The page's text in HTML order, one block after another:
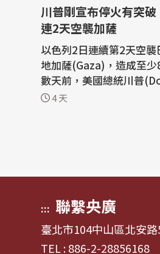
川普剛宣布停火有突
連2天空襲加薩
以色列2日連續第2天空
地加薩(Gaza)，造成至少
數天前，美國總統川普
mp)剛宣布，去年簽署的
4 天
::: 聯繫央廣
臺北市104中山區北安
TEL : 886-2-28856168